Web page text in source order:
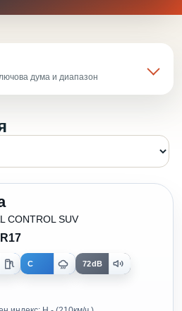
дума и диапазон
CONTROL SUV
C 72dB